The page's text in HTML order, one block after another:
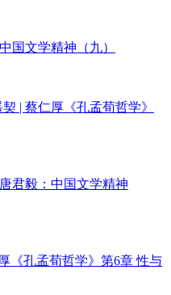
国文学精神（九）
| 蔡仁厚《孔孟荀哲学》
君毅：中国文学精神
《孔孟荀哲学》第6章 性与